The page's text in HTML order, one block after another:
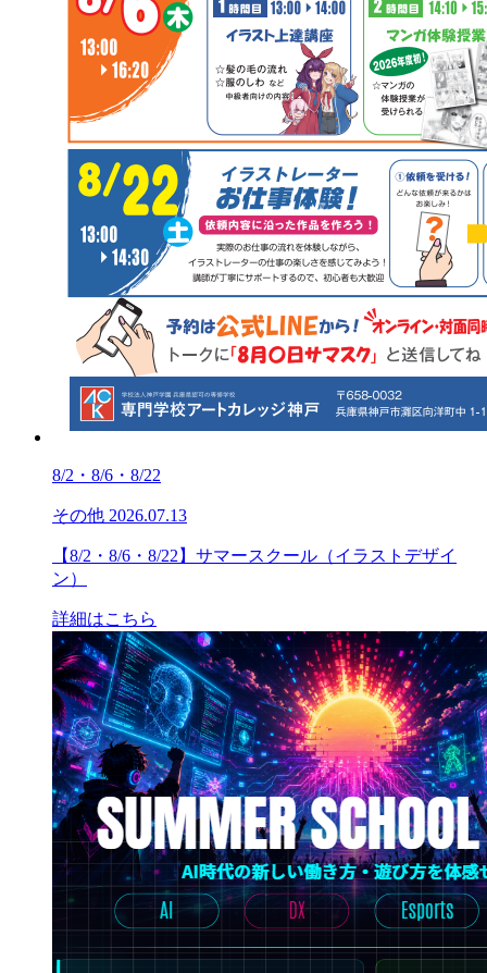
8/2・8/6・8/22
その他 2026.07.13
【8/2・8/6・8/22】サマースクール（イラストデザイ
ン）
詳細はこちら